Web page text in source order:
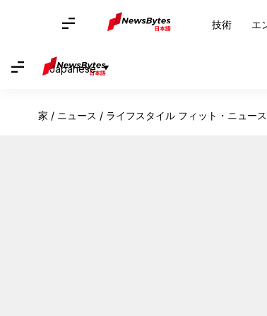
技術 エ
Japanese
家 / ニュース / ライフスタイル フィット・ニュース